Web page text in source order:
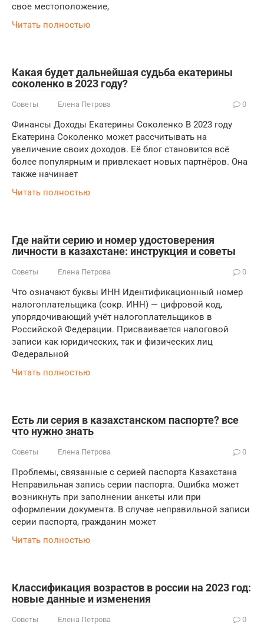
свое местоположение,
Читать полностью
Какая будет дальнейшая судьба екатерины
соколенко в 2023 году?
Советы Елена Петрова 0
Финансы Доходы Екатерины Соколенко В 2023 году
Екатерина Соколенко может рассчитывать на
увеличение своих доходов. Её блог становится всё
более популярным и привлекает новых партнёров. Она
также начинает
Читать полностью
Где найти серию и номер удостоверения
личности в казахстане: инструкция и советы
Советы Елена Петрова 0
Что означают буквы ИНН Идентификационный номер
налогоплательщика (сокр. ИНН) — цифровой код,
упорядочивающий учёт налогоплательщиков в
Российской Федерации. Присваивается налоговой
записи как юридических, так и физических лиц
Федеральной
Читать полностью
Есть ли серия в казахстанском паспорте? все
что нужно знать
Советы Елена Петрова 0
Проблемы, связанные с серией паспорта Казахстана
Неправильная запись серии паспорта. Ошибка может
возникнуть при заполнении анкеты или при
оформлении документа. В случае неправильной записи
серии паспорта, гражданин может
Читать полностью
Классификация возрастов в россии на 2023 год:
новые данные и изменения
Советы Елена Петрова 0